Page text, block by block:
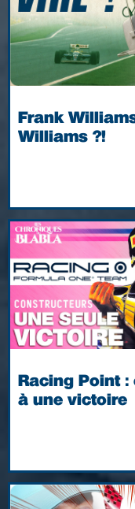
Frank
Williams ?!
Racing Point :
à une victoire